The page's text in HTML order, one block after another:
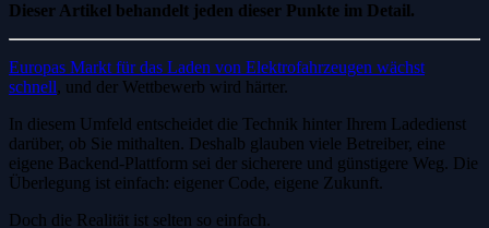
Dieser Artikel behandelt jeden dieser Punkte im Detail.
Europas Markt für das Laden von Elektrofahrzeugen wächst
schnell, und der Wettbewerb wird härter.
In diesem Umfeld entscheidet die Technik hinter Ihrem Ladedienst
darüber, ob Sie mithalten. Deshalb glauben viele Betreiber, eine
eigene Backend-Plattform sei der sicherere und günstigere Weg. Die
Überlegung ist einfach: eigener Code, eigene Zukunft.
Doch die Realität ist selten so einfach.